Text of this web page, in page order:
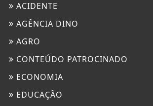
ACIDENTE
AGÊNCIA DINO
AGRO
CONTEÚDO PATROCINADO
ECONOMIA
EDUCAÇÃO